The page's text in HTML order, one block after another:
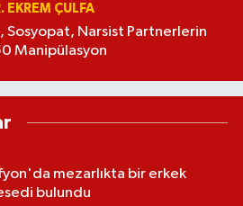
EKREM ÇULFA
Sosyopat, Narsist Partnerlerin
Manipülasyon
mezarlıkta bir erkek
bulundu